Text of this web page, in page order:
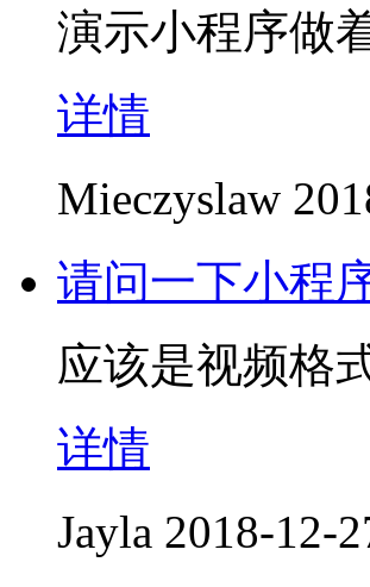
演示小程序做
详情
Mieczyslaw
请问一下小程
应该是视频格
详情
Jayla 2018-12-